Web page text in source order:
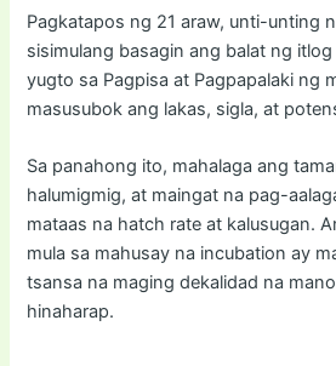
Pagkatapos ng 21 araw, unti-unting
sisimulang basagin ang balat ng
yugto sa Pagpisa at Pagpapalaki ng
masusubok ang lakas, sigla, at
Sa panahong ito, mahalaga ang
halumigmig, at maingat na pag-
mataas na hatch rate at kalusugan.
mula sa mahusay na incubation ay
tsansa na maging dekalidad na
hinaharap.